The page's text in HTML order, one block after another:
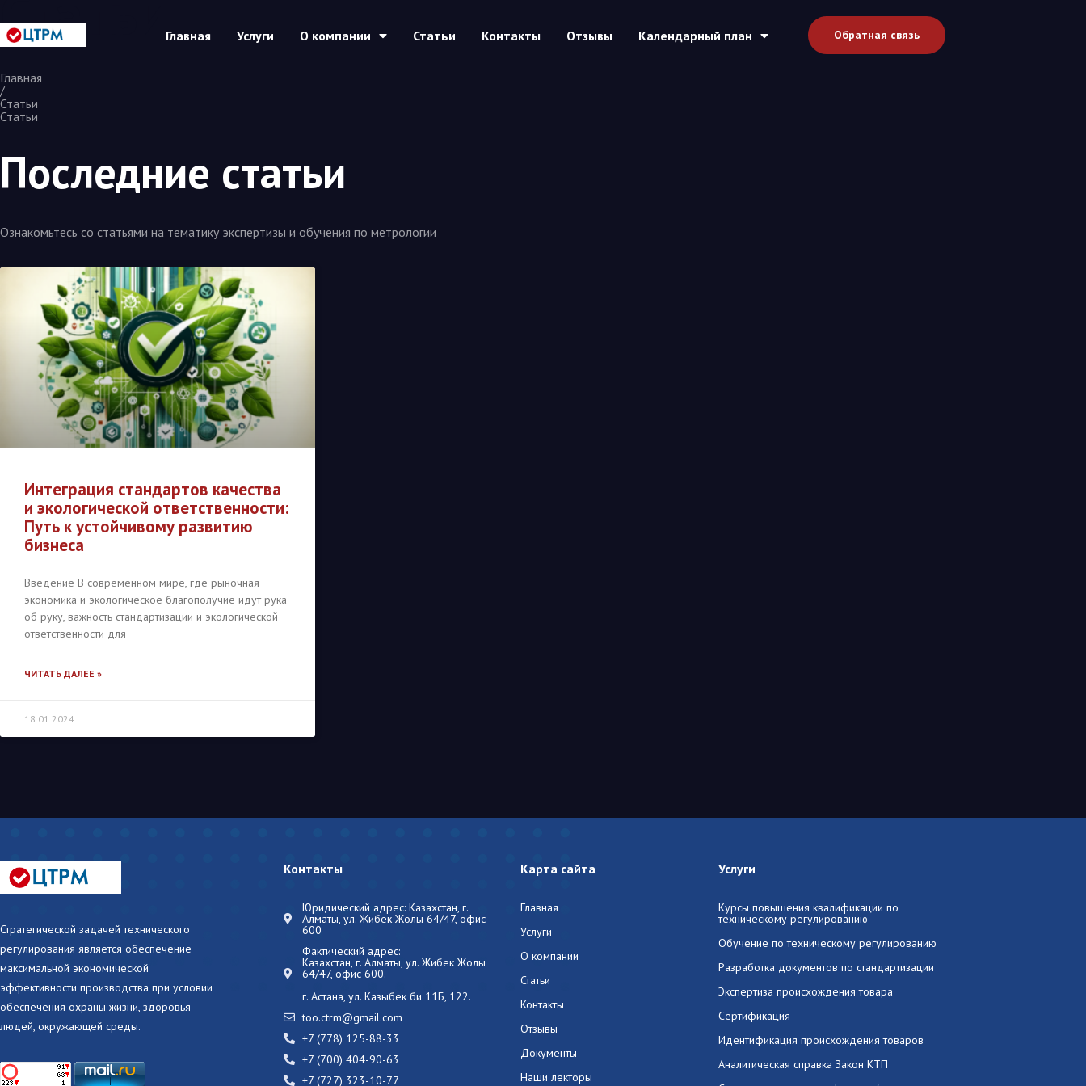
Главная Услуги О компании Статьи Контакты Отзывы Календарный план Обратная связь
Главная
/
Статьи
Статьи
Последние статьи
Ознакомьтесь со статьями на тематику экспертизы и обучения по метрологии
Интеграция стандартов качества
и экологической ответственности:
Путь к устойчивому развитию
бизнеса
Введение В современном мире, где рыночная
экономика и экологическое благополучие идут рука
об руку, важность стандартизации и экологической
ответственности для
ЧИТАТЬ ДАЛЕЕ »
18.01.2024
Стратегической задачей технического
регулирования является обеспечение
максимальной экономической
эффективности производства при условии
обеспечения охраны жизни, здоровья
людей, окружающей среды.
Контакты
Юридический адрес: Казахстан, г.
Алматы, ул. Жибек Жолы 64/47, офис
600
Фактический адрес:
Казахстан, г. Алматы, ул. Жибек Жолы
64/47, офис 600.
г. Астана, ул. Казыбек би 11Б, 122.
too.ctrm@gmail.com
+7 (778) 125-88-33
+7 (700) 404-90-63
+7 (727) 323-10-77
Карта сайта
Главная
Услуги
О компании
Статьи
Контакты
Отзывы
Документы
Наши лекторы
Услуги
Курсы повышения квалификации по
техническому регулированию
Обучение по техническому регулированию
Разработка документов по стандартизации
Экспертиза происхождения товара
Сертификация
Идентификация происхождения товаров
Аналитическая справка Закон КТП